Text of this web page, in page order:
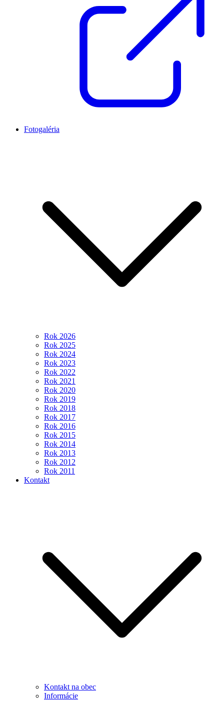
Fotogaléria
Rok 2026
Rok 2025
Rok 2024
Rok 2023
Rok 2022
Rok 2021
Rok 2020
Rok 2019
Rok 2018
Rok 2017
Rok 2016
Rok 2015
Rok 2014
Rok 2013
Rok 2012
Rok 2011
Kontakt
Kontakt na obec
Informácie